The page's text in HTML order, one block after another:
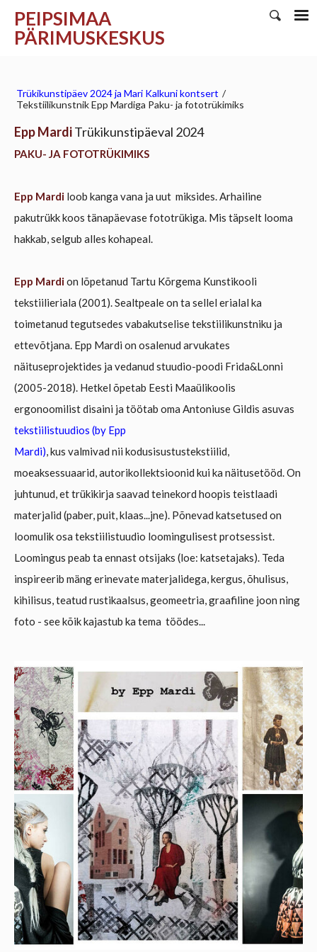
PEIPSIMAA
PÄRIMUSKESKUS
Trükikunstipäev 2024 ja Mari Kalkuni kontsert /
Tekstiilikunstnik Epp Mardiga Paku- ja fototrükimiks
Epp MardiTrükikunstipäeval 2024
PAKU- JA FOTOTRÜKIMIKS
Epp Mardi loob kanga vana ja uut miksides. Arhailine
pakutrükk koos tänapäevase fototrükiga. Mis täpselt looma
hakkab, selgub alles kohapeal.
Epp Mardion lõpetanud Tartu Kõrgema Kunstikooli
tekstiilieriala (2001). Sealtpeale on ta sellel erialal ka
toimetanud tegutsedes vabakutselise tekstiilikunstniku ja
ettevõtjana. Epp Mardi on osalenud arvukates
näituseprojektides ja vedanud stuudio-poodi Frida&Lonni
(2005-2018). Hetkel õpetab Eesti Maaülikoolis
ergonoomilist disaini ja töötab oma Antoniuse Gildis asuvas
tekstiilistuudios (by Epp
Mardi), kus valmivad nii kodusisustustekstiilid,
moeaksessuaarid, autorikollektsioonid kui ka näitusetööd. On
juhtunud, et trükikirja saavad teinekord hoopis teistlaadi
materjalid (paber, puit, klaas...jne). Põnevad katsetused on
loomulik osa tekstiilistuudio loomingulisest protsessist.
Loomingus peab ta ennast otsijaks (loe: katsetajaks). Teda
inspireerib mäng erinevate materjalidega,kergus, õhulisus,
kihilisus, teatud rustikaalsus, geomeetria, graafiline joon ning
foto - see kõik kajastub ka tema töödes...